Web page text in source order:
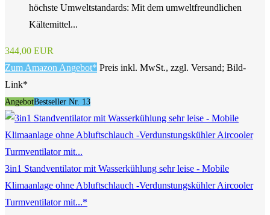
höchste Umweltstandards: Mit dem umweltfreundlichen
Kältemittel...
344,00 EUR
Zum Amazon Angebot* Preis inkl. MwSt., zzgl. Versand; Bild-
Link*
AngebotBestseller Nr. 13
3in1 Standventilator mit Wasserkühlung sehr leise - Mobile
Klimaanlage ohne Abluftschlauch -Verdunstungskühler Aircooler
Turmventilator mit...*